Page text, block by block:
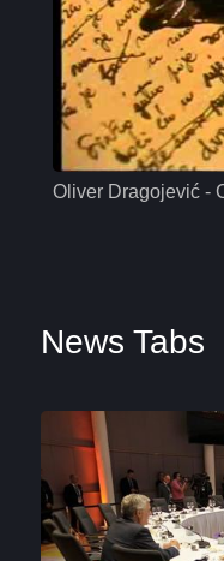
Oliver Dragojević -
News Tabs